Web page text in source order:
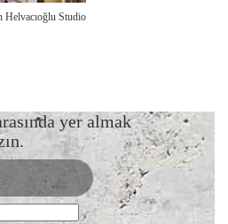
Helvacıoğlu Studio
yer almak